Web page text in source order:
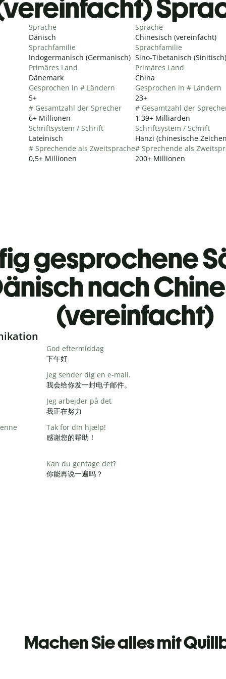
Sprache
Dänisch
Sprachfamilie
Indogermanisch (Germanisch)
Primäres Land
Dänemark
Gesprochen in # Ländern
5+
# Gesamtzahl der Sprecher
6+ Millionen
Schriftsystem / Schrift
Lateinisch
# Sprechende als Zweitsprache
0,5+ Millionen
Sprache
Chinesisch (vereinfacht)
Sprachfamilie
Sino-Tibetanisch (Sinitisch)
Primäres Land
China
Gesprochen in # Ländern
23+
# Gesamtzahl der
1,39+ Milliarden
Schriftsystem / Schrift
Hanzi (chinesische
# Sprechende als
200+ Millionen
gesprochene
nach
(vereinfacht)
God eftermiddag
下午好
Jeg sender dig en e-mail.
我会给你发一封电子邮件。
Jeg arbejder på det
我正在努力
Tak for din hjælp!
感谢您的帮助！
Kan du gentage det?
你能再说一遍吗？
Machen Sie alles mit